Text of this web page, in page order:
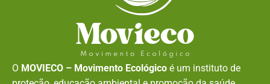
O MOVIECO – Movimento Ecológico é um instituto de